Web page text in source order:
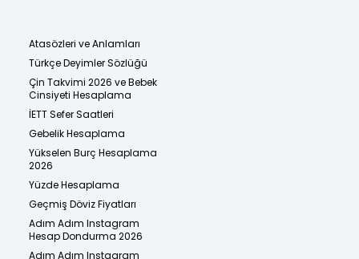
Atasözleri ve Anlamları
Türkçe Deyimler Sözlüğü
Çin Takvimi 2026 ve Bebek
Cinsiyeti Hesaplama
İETT Sefer Saatleri
Gebelik Hesaplama
Yükselen Burç Hesaplama
2026
Yüzde Hesaplama
Geçmiş Döviz Fiyatları
Adım Adım Instagram
Hesap Dondurma 2026
Adım Adım Instagram